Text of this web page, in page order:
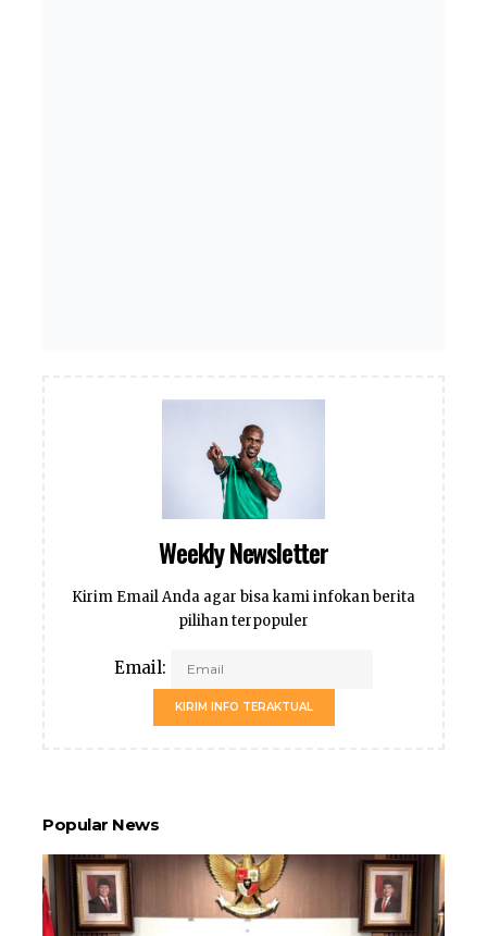
Weekly Newsletter
Kirim Email Anda agar bisa kami infokan berita
pilihan terpopuler
Email:
KIRIM INFO TERAKTUAL
Popular News